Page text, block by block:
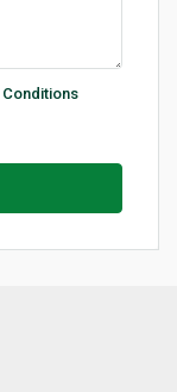
Conditions